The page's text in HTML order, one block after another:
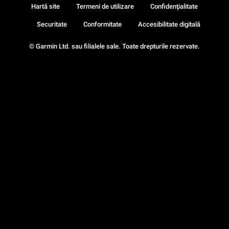
© Garmin Ltd. sau filialele sale. Toate drepturile rezervate.
Hartă site Termeni de utilizare Confidenţialitate
Securitate Conformitate Accesibilitate digitală